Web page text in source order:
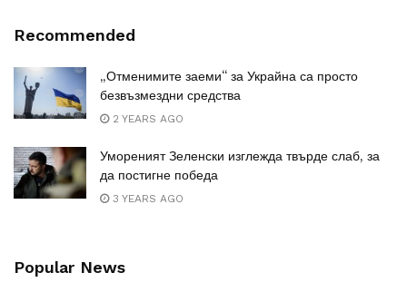
Recommended
„Отменимите заеми“ за Украйна са просто
безвъзмездни средства
2 YEARS AGO
Умореният Зеленски изглежда твърде слаб, за
да постигне победа
3 YEARS AGO
Popular News